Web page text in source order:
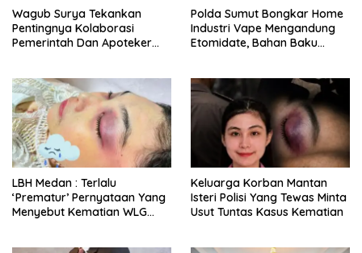
Wagub Surya Tekankan
Pentingnya Kolaborasi
Pemerintah Dan Apoteker
Polda Sumut Bongkar Home
Industri Vape Mengandung
Etomidate, Bahan Baku
LBH Medan : Terlalu
‘Prematur’ Pernyataan Yang
Menyebut Kematian WLG
Keluarga Korban Mantan
Isteri Polisi Yang Tewas Minta
Usut Tuntas Kasus Kematian